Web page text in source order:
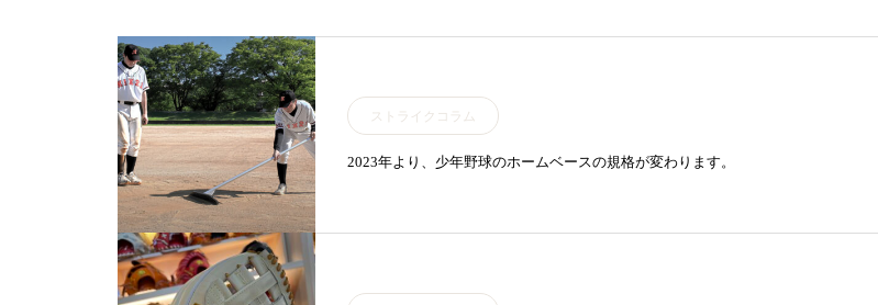
ストライクコラム
2023年より、少年野球のホームベースの規格が変わります。